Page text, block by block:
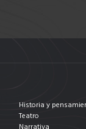
Historia y
Teatro